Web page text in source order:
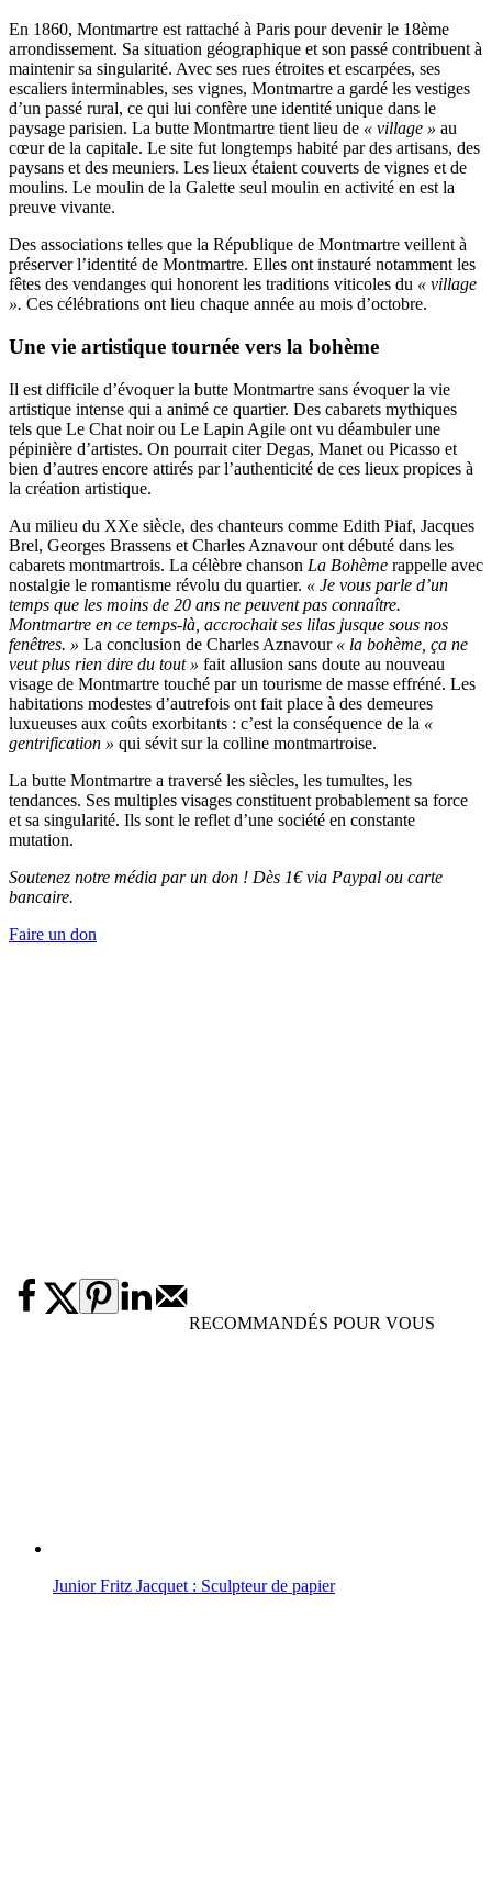
En 1860, Montmartre est rattaché à Paris pour devenir le 18ème
arrondissement. Sa situation géographique et son passé contribuent à
maintenir sa singularité. Avec ses rues étroites et escarpées, ses
escaliers interminables, ses vignes, Montmartre a gardé les vestiges
d’un passé rural, ce qui lui confère une identité unique dans le
paysage parisien. La butte Montmartre tient lieu de « village » au
cœur de la capitale. Le site fut longtemps habité par des artisans, des
paysans et des meuniers. Les lieux étaient couverts de vignes et de
moulins. Le moulin de la Galette seul moulin en activité en est la
preuve vivante.
Des associations telles que la République de Montmartre veillent à
préserver l’identité de Montmartre. Elles ont instauré notamment les
fêtes des vendanges qui honorent les traditions viticoles du « village
». Ces célébrations ont lieu chaque année au mois d’octobre.
Une vie artistique tournée vers la bohème
Il est difficile d’évoquer la butte Montmartre sans évoquer la vie
artistique intense qui a animé ce quartier. Des cabarets mythiques
tels que Le Chat noir ou Le Lapin Agile ont vu déambuler une
pépinière d’artistes. On pourrait citer Degas, Manet ou Picasso et
bien d’autres encore attirés par l’authenticité de ces lieux propices à
la création artistique.
Au milieu du XXe siècle, des chanteurs comme Edith Piaf, Jacques
Brel, Georges Brassens et Charles Aznavour ont débuté dans les
cabarets montmartrois. La célèbre chanson La Bohème rappelle avec
nostalgie le romantisme révolu du quartier. « Je vous parle d’un
temps que les moins de 20 ans ne peuvent pas connaître.
Montmartre en ce temps-là, accrochait ses lilas jusque sous nos
fenêtres. » La conclusion de Charles Aznavour « la bohème, ça ne
veut plus rien dire du tout » fait allusion sans doute au nouveau
visage de Montmartre touché par un tourisme de masse effréné. Les
habitations modestes d’autrefois ont fait place à des demeures
luxueuses aux coûts exorbitants : c’est la conséquence de la «
gentrification » qui sévit sur la colline montmartroise.
La butte Montmartre a traversé les siècles, les tumultes, les
tendances. Ses multiples visages constituent probablement sa force
et sa singularité. Ils sont le reflet d’une société en constante
mutation.
Soutenez notre média par un don ! Dès 1€ via Paypal ou carte
bancaire.
Faire un don
RECOMMANDÉS POUR VOUS
Junior Fritz Jacquet : Sculpteur de papier